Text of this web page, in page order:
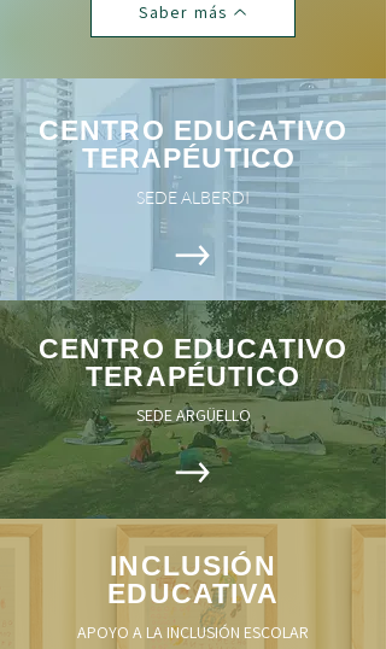
Saber más
CENTRO EDUCATIVO
TERAPÉUTICO
SEDE ALBERDI
CENTRO EDUCATIVO
TERAPÉUTICO
SEDE ARGÜELLO
INCLUSIÓN
EDUCATIVA
APOYO A LA INCLUSIÓN ESCOLAR